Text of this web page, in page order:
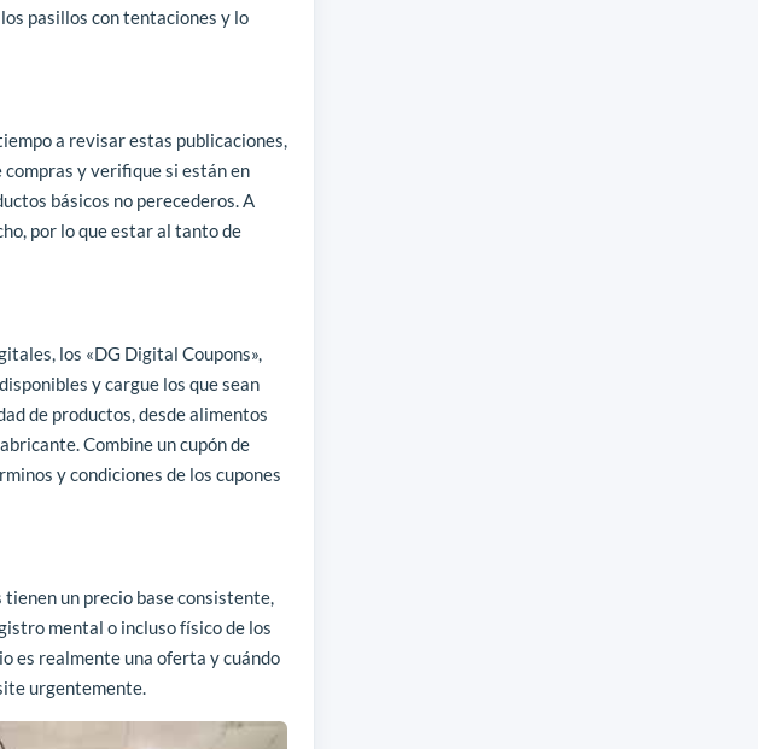
pasillos con tentaciones y lo
a revisar estas publicaciones,
y verifique si están en
básicos no perecederos. A
por lo que estar al tanto de
los «DG Digital Coupons»,
y cargue los que sean
de productos, desde alimentos
Combine un cupón de
y condiciones de los cupones
un precio base consistente,
mental o incluso físico de los
es realmente una oferta y cuándo
urgentemente.